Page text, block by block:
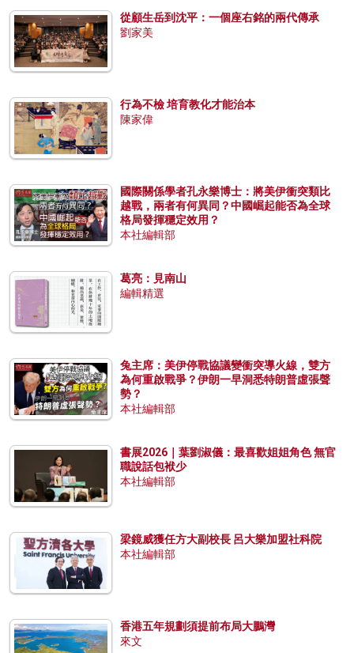
從顧生岳到沈平：一個座右銘的兩代傳承
劉家美
行為不檢 培育教化才能治本
陳家偉
國際關係學者孔永樂博士：將美伊衝突類比
越戰，兩者有何異同？中國崛起能否為全球
格局發揮穩定效用？
本社編輯部
葛亮：見南山
編輯精選
兔主席：美伊停戰協議變衝突導火線，雙方
為何重啟戰爭？伊朗一早洞悉特朗普虛張聲
勢？
本社編輯部
書展2026｜葉劉淑儀：最喜歡姐姐角色 無官
職說話包袱少
本社編輯部
梁鏡威獲任方大副校長 呂大樂加盟社科院
本社編輯部
香港五年規劃須提前布局大鵬灣
來文